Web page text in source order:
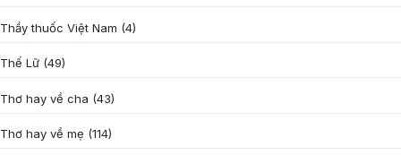
Thầy thuốc Việt Nam (4)
Thế Lữ (49)
Thơ hay về cha (43)
Thơ hay về mẹ (114)